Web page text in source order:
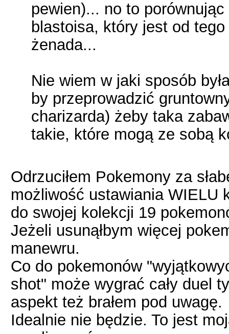
pewien)... no to
blastoisa, który jest od
żenada...
Nie wiem w jaki sposób
by przeprowadzić
charizarda) żeby taka
takie, które mogą ze sobą
Odrzuciłem Pokemony za
możliwość ustawiania WIELU
do swojej kolekcji 19
Jeżeli usunąłbym więcej
manewru.
Co do pokemonów
shot" może wygrać cały duel
aspekt też brałem pod uwagę.
Idealnie nie będzie. To jest